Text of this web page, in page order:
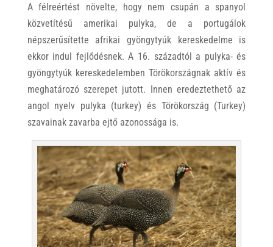
A félreértést növelte, hogy nem csupán a spanyol
közvetítésű amerikai pulyka, de a portugálok
népszerűsítette afrikai gyöngytyúk kereskedelme is
ekkor indul fejlődésnek. A 16. századtól a pulyka- és
gyöngytyúk kereskedelemben Törökországnak aktív és
meghatározó szerepet jutott. Innen eredeztethető az
angol nyelv pulyka (turkey) és Törökország (Turkey)
szavainak zavarba ejtő azonossága is.